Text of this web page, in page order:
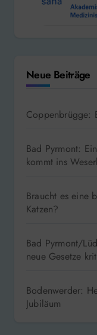
Neue Beiträge
Coppenbrügge:
Bad Pyrmont:
kommt ins
Braucht es eine
Katzen?
Bad Pyrmont/
neue Gesetze
Bodenwerder:
Jubiläum